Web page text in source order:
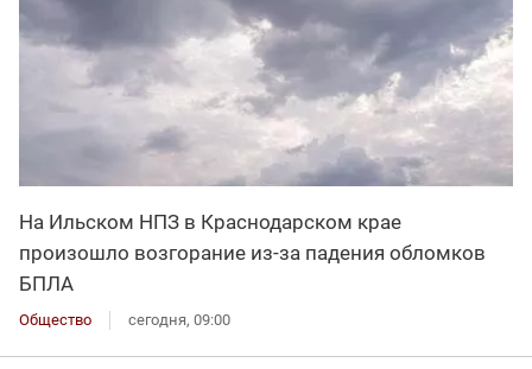
На Ильском НПЗ в Краснодарском крае
произошло возгорание из-за падения обломков
БПЛА
Общество сегодня, 09:00